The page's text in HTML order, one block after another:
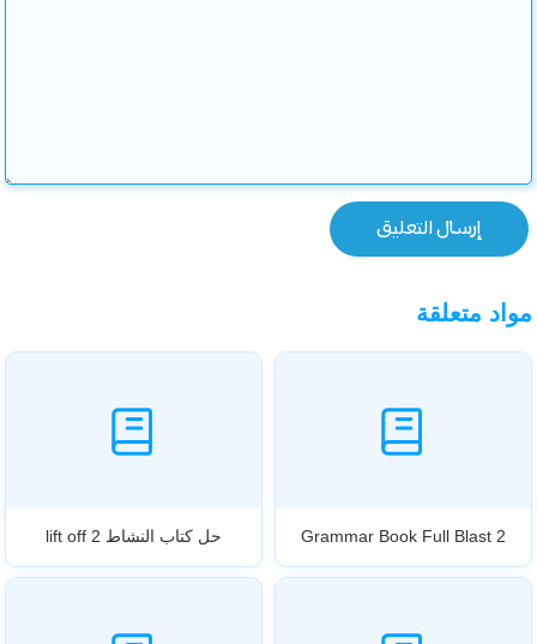
مواد متعلقة
Grammar Book Full Blast 2 حل كتاب النشاط lift off 2